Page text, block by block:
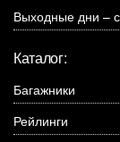
Выходные дни –
Каталог:
Багажники
Рейлинги